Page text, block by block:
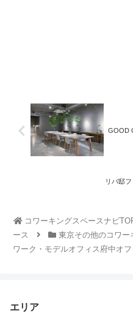
GOOD
リバ邸
コワーキングスペースナビ
ース
東京その他のコワー
ワーク・モデルオフィス府中オフ
エリア